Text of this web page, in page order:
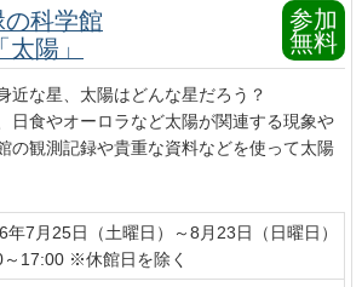
参加
無料
科学館
陽」
近な星、太陽はどんな星だろう？
日食やオーロラなど太陽が関連する現象や
の観測記録や貴重な資料などを使って太陽
年7月25日（土曜日）～8月23日（日曜日）
17:00 ※休館日を除く